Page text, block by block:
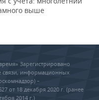
выше
Зарегистрировано
связи, информационных
–
от 18 декабря 2020 г. (ранее
2014 г.)